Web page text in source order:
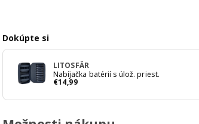
Dokúpte si
LITOSFÄR
Nabíjačka batérií s úlož. priest.
€14,99
Cena € 14,99